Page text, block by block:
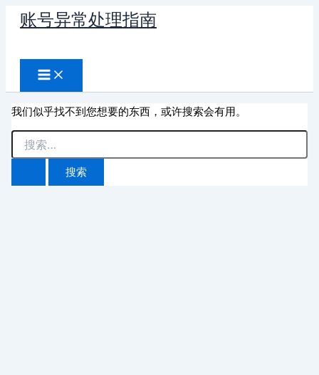
账号异常处理指南
索
我们似乎找不到您想要的东西，或许搜索会有用。
搜
索：